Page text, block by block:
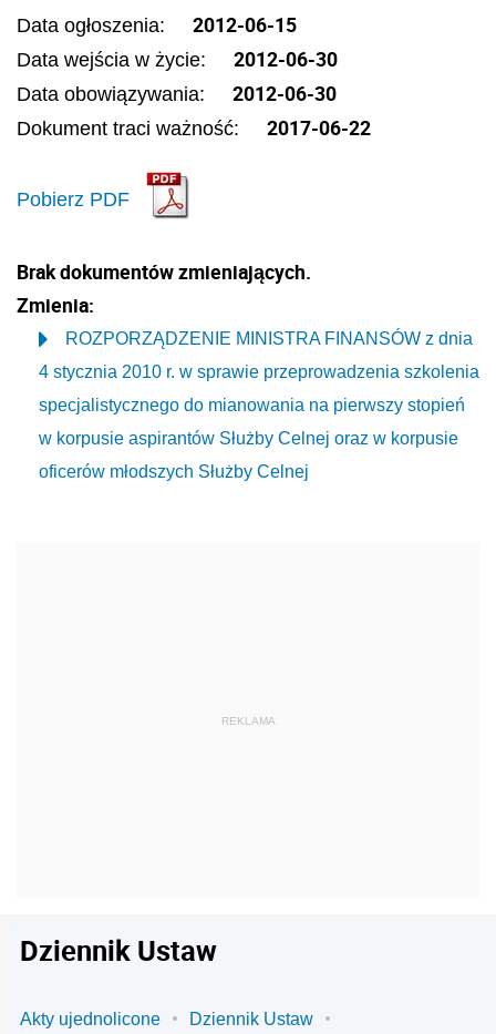
Data ogłoszenia: 2012-06-15
Data wejścia w życie: 2012-06-30
Data obowiązywania: 2012-06-30
Dokument traci ważność: 2017-06-22
Pobierz PDF
Brak dokumentów zmieniających.
Zmienia:
ROZPORZĄDZENIE MINISTRA FINANSÓW z dnia
4 stycznia 2010 r. w sprawie przeprowadzenia szkolenia
specjalistycznego do mianowania na pierwszy stopień
w korpusie aspirantów Służby Celnej oraz w korpusie
oficerów młodszych Służby Celnej
Dziennik Ustaw
Akty ujednolicone
Dziennik Ustaw